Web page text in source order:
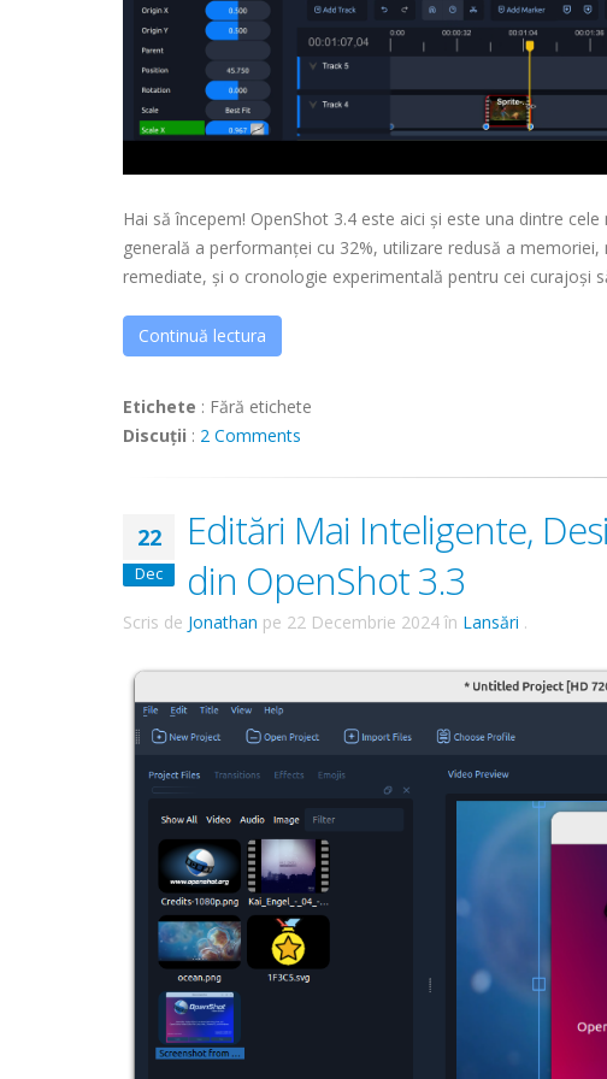
Hai să începem! OpenShot 3.4 este aici și este una dintre
generală a performanței cu 32%, utilizare redusă a
remediate, și o cronologie experimentală pentru cei curajoși
Continuă lectura
Etichete : Fără etichete
Discuții : 2 Comments
22
Dec
Editări Mai Inteligente,
din OpenShot 3.3
Scris de Jonathan pe 22 Decembrie 2024în Lansări .